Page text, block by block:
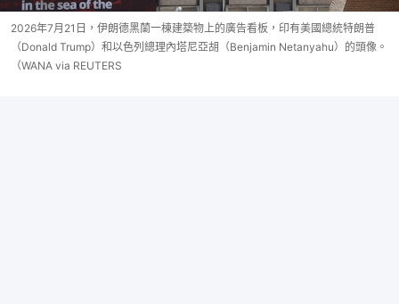
2026年7月21日，伊朗德黑蘭一棟建築物上的廣告看板，印有美國總統特朗普
（Donald Trump）和以色列總理內塔尼亞胡（Benjamin Netanyahu）的頭像。
（WANA via REUTERS